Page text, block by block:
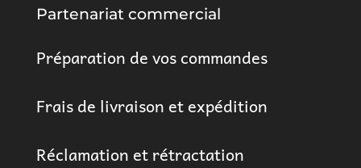
Partenariat commercial
Préparation de vos commandes
Frais de livraison et expédition
Réclamation et rétractation